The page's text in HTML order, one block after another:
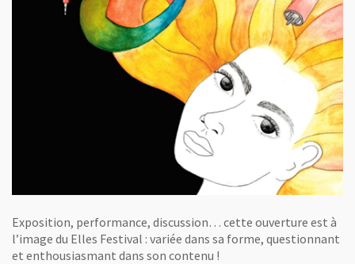
Exposition, performance, discussion… cette ouverture est à
l’image du Elles Festival : variée dans sa forme, questionnant
et enthousiasmant dans son contenu !